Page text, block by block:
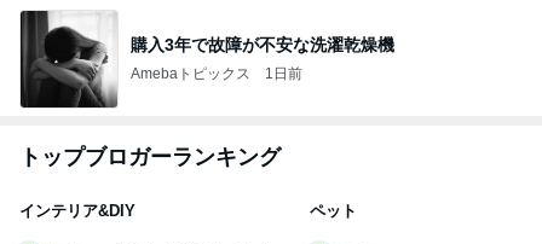
購入3年で故障が不安な洗濯乾燥機
Amebaトピックス 1日前
トップブロガーランキング
インテリア&DIY ペット